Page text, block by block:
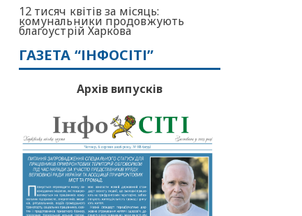
12 тисяч квітів за місяць:
комунальники продовжують
благоустрій Харкова
ГАЗЕТА “ІНФОСІТІ”
Архів випусків